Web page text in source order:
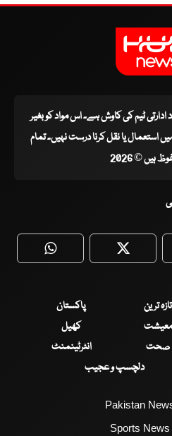
ادارتی ٹیم کی کاوش ہے۔ اس مواد کو بغیر
یا نقل کرنا درست نہیں۔ تمام
ہیں © 2026
WhatsApp Twitter
تازہ ترین
پاکستان
معیشت
کھیل
صحت
انٹرٹینمنٹ
دلچسپ و عجیب
Pakistan
Sports